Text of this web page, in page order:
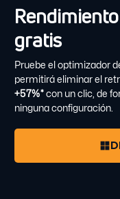
gratis
Pruebe el optimizador
permitirá eliminar el
+57%*con un clic, de
ninguna configuración.